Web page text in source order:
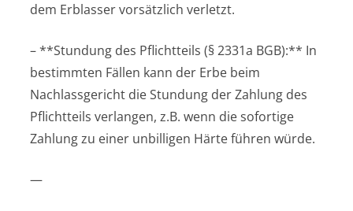
dem Erblasser vorsätzlich verletzt.
– **Stundung des Pflichtteils (§ 2331a BGB):** In
bestimmten Fällen kann der Erbe beim
Nachlassgericht die Stundung der Zahlung des
Pflichtteils verlangen, z.B. wenn die sofortige
Zahlung zu einer unbilligen Härte führen würde.
—